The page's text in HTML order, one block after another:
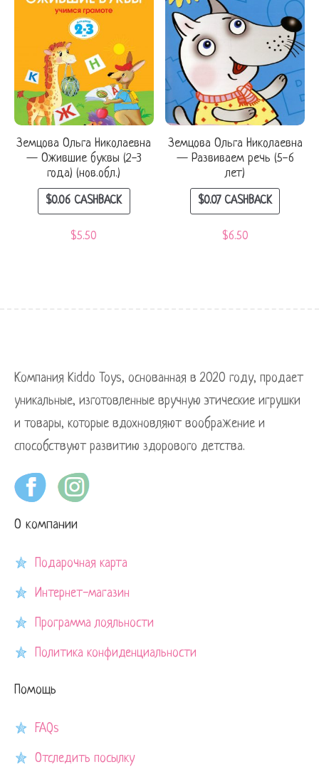
Земцова Ольга Николаевна
— Ожившие буквы (2-3
года) (нов.обл.)
$0.06 CASHBACK
$5.50
Земцова Ольга Николаевна
— Развиваем речь (5-6
лет)
$0.07CASHBACK
$6.50
Компания Kiddo Toys, основанная в 2020 году, продает
уникальные, изготовленные вручную этические игрушки
и товары, которые вдохновляют воображение и
способствуют развитию здорового детства.
О компании
Подарочная карта
Интернет-магазин
Программа лояльности
Политика конфиденциальности
Помощь
FAQs
Отследить посылку